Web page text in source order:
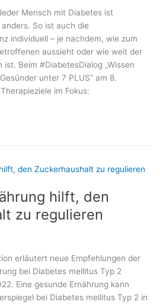
Mensch mit Diabetes ist
So ist auch die
individuell – je nachdem, wie zum
aussieht oder wie weit der
Beim #DiabetesDialog „Wissen
unter 7 PLUS“ am 8.
im Fokus:
hilft, den
zu regulieren
erläutert neue Empfehlungen der
bei Diabetes mellitus Typ 2
Eine gesunde Ernährung kann
bei Diabetes mellitus Typ 2 in